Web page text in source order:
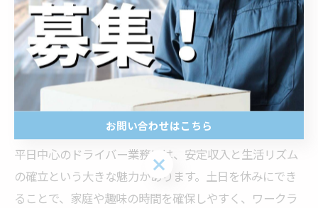
家族やプライベートの時間にあてやすいというメリット
もあります。例えば、子育て世代や副業志向の方が生活
スタイルにあった働き方を実現しやすい点も、山中湖村
で平日ドライバー求人が選ばれる理由の一つです。
平日勤務ドライバーの魅力とやりがいを解説
平日中心のドライバー業務には、安定収入と生活リズム
の確立という大きな魅力があります。土日を休みにでき
ることで、家庭や趣味の時間を確保しやすく、ワークラ
お問い合わせはこちら
お問い合わせはこちら